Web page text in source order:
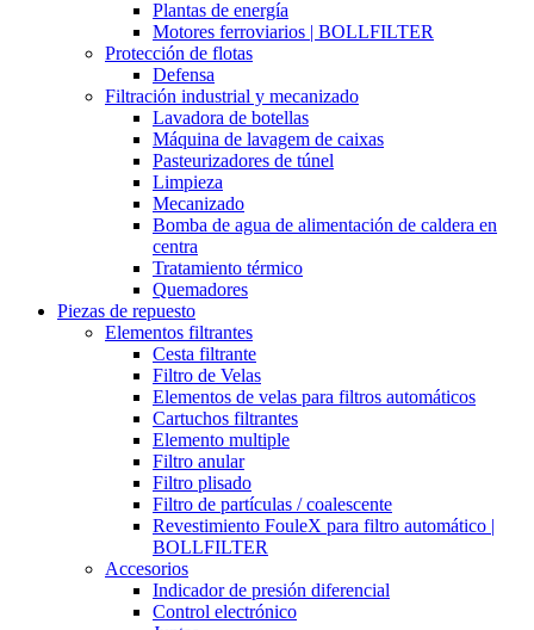
Plantas de energía
Motores ferroviarios | BOLLFILTER
Protección de flotas
Defensa
Filtración industrial y mecanizado
Lavadora de botellas
Máquina de lavagem de caixas
Pasteurizadores de túnel
Limpieza
Mecanizado
Bomba de agua de alimentación de caldera en
centra
Tratamiento térmico
Quemadores
Piezas de repuesto
Elementos filtrantes
Cesta filtrante
Filtro de Velas
Elementos de velas para filtros automáticos
Cartuchos filtrantes
Elemento multiple
Filtro anular
Filtro plisado
Filtro de partículas / coalescente
Revestimiento FouleX para filtro automático |
BOLLFILTER
Accesorios
Indicador de presión diferencial
Control electrónico